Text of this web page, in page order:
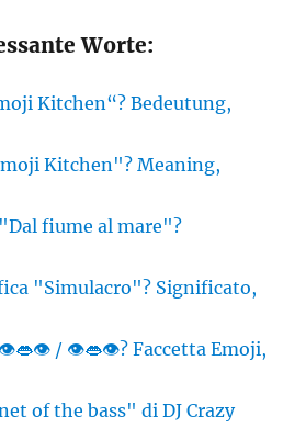
Worte:
Kitchen“? Bedeutung,
Kitchen"? Meaning,
fiume al mare"?
"Simulacro"? Significato,
/ 👁️👄👁️? Faccetta Emoji,
of the bass" di DJ Crazy